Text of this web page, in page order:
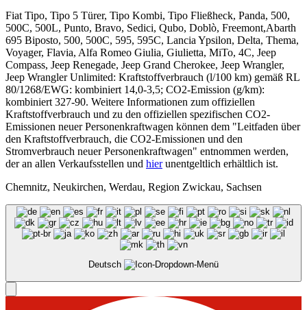
Fiat Tipo, Tipo 5 Türer, Tipo Kombi, Tipo Fließheck, Panda, 500,
500C, 500L, Punto, Bravo, Sedici, Qubo, Doblò, Freemont,Abarth
695 Biposto, 500, 500C, 595, 595C, Lancia Ypsilon, Delta, Thema,
Voyager, Flavia, Alfa Romeo Giulia, Giulietta, MiTo, 4C, Jeep
Compass, Jeep Renegade, Jeep Grand Cherokee, Jeep Wrangler,
Jeep Wrangler Unlimited: Kraftstoffverbrauch (l/100 km) gemäß RL
80/1268/EWG: kombiniert 14,0-3,5; CO2-Emission (g/km):
kombiniert 327-90. Weitere Informationen zum offiziellen
Kraftstoffverbrauch und zu den offiziellen spezifischen CO2-
Emissionen neuer Personenkraftwagen können dem "Leitfaden über
den Kraftstoffverbrauch, die CO2-Emissionen und den
Stromverbrauch neuer Personenkraftwagen" entnommen werden,
der an allen Verkaufsstellen und hierunentgeltlich erhältlich ist.
Chemnitz, Neukirchen, Werdau, Region Zwickau, Sachsen
Deutsch